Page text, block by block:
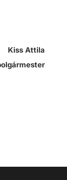
Kiss Attila